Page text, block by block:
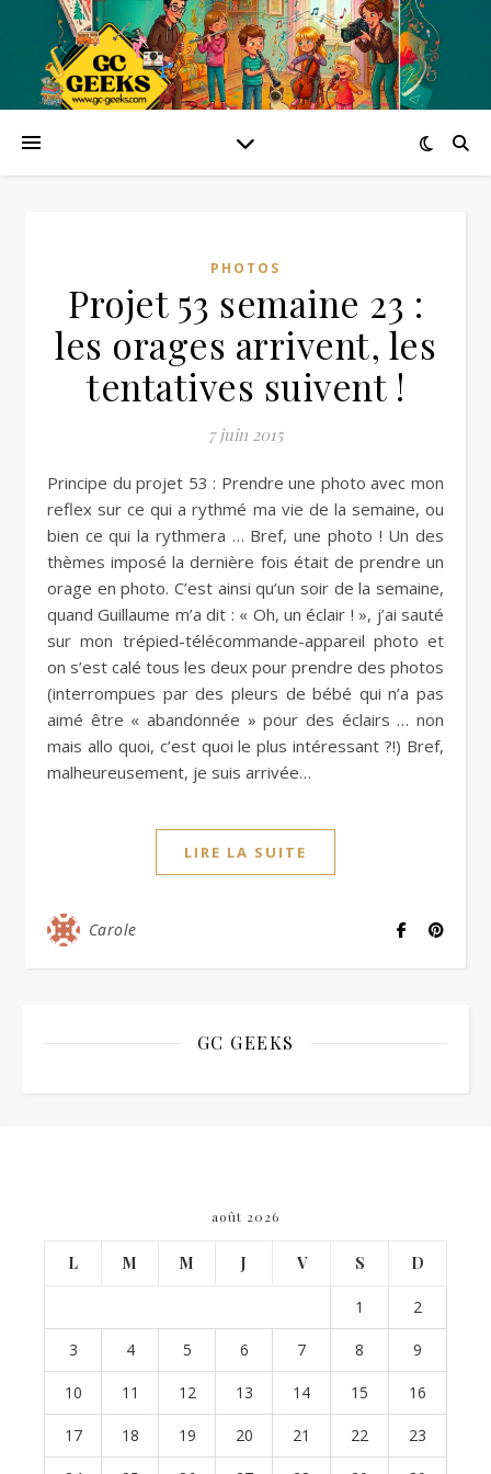
PHOTOS
Projet 53 semaine 23 :
les orages arrivent, les
tentatives suivent !
7 juin 2015
Principe du projet 53 : Prendre une photo avec mon
reflex sur ce qui a rythmé ma vie de la semaine, ou
bien ce qui la rythmera … Bref, une photo ! Un des
thèmes imposé la dernière fois était de prendre un
orage en photo. C’est ainsi qu’un soir de la semaine,
quand Guillaume m’a dit : « Oh, un éclair ! », j’ai sauté
sur mon trépied-télécommande-appareil photo et
on s’est calé tous les deux pour prendre des photos
(interrompues par des pleurs de bébé qui n’a pas
aimé être « abandonnée » pour des éclairs … non
mais allo quoi, c’est quoi le plus intéressant ?!) Bref,
malheureusement, je suis arrivée…
LIRE LA SUITE
Carole
GC GEEKS
août 2026
L M M J V S D
1 2
3 4 5 6 7 8 9
10 11 12 13 14 15 16
17 18 19 20 21 22 23